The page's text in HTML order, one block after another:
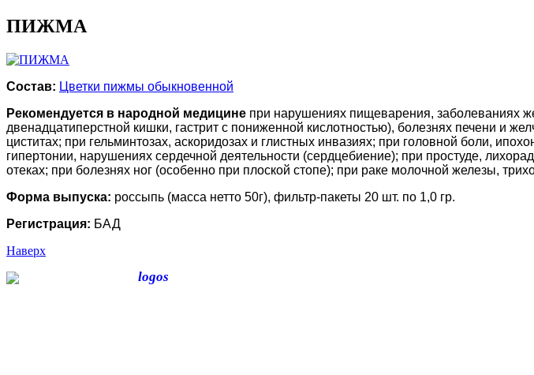
ПИЖМА
Состав: Цветки пижмы обыкновенной
Рекомендуется в народной медицине при нарушениях пищеварения, заболеваниях
двенадцатиперстной кишки, гастрит с пониженной кислотностью), болезнях печени и
циститах; при гельминтозах, аскоридозах и глистных инвазиях; при головной боли,
гипертонии, нарушениях сердечной деятельности (сердцебиение); при простуде,
отеках; при болезнях ног (особенно при плоской стопе); при раке молочной железы,
Форма выпуска: россыпь (масса нетто 50г), фильтр-пакеты 20 шт. по 1,0 гр.
Регистрация: БАД
Наверх